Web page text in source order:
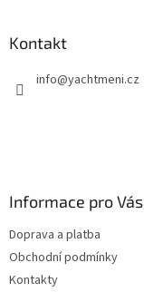
Kontakt
info@yachtmeni.cz
Informace pro Vás
Doprava a platba
Obchodní podmínky
Kontakty